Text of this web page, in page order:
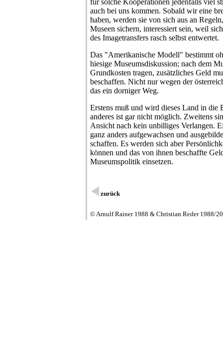
für solche Kooperationen jedenfalls viel
auch bei uns kommen. Sobald wir eine
haben, werden sie von sich aus an
Museen sichern, interessiert sein, weil
des Imagetransfers rasch selbst entwertet.
Das "Amerikanische Modell" bestimmt
hiesige Museumsdiskussion; nach dem
Grundkosten tragen, zusätzliches Geld
beschaffen. Nicht nur wegen der
das ein dorniger Weg.
Erstens muß und wird dieses Land in die
anderes ist gar nicht möglich. Zweitens
Ansicht nach kein unbilliges Verlangen.
ganz anders aufgewachsen und
schaffen. Es werden sich aber
können und das von ihnen beschaffte
Museumspolitik einsetzen.
zurück
© Arnulf Rainer 1988 & Christian Reder 1988/